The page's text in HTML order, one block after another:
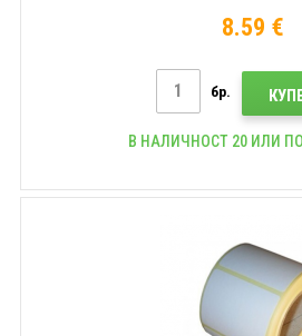
8.59 €
бр.
В НАЛИЧНОСТ 20 ИЛИ